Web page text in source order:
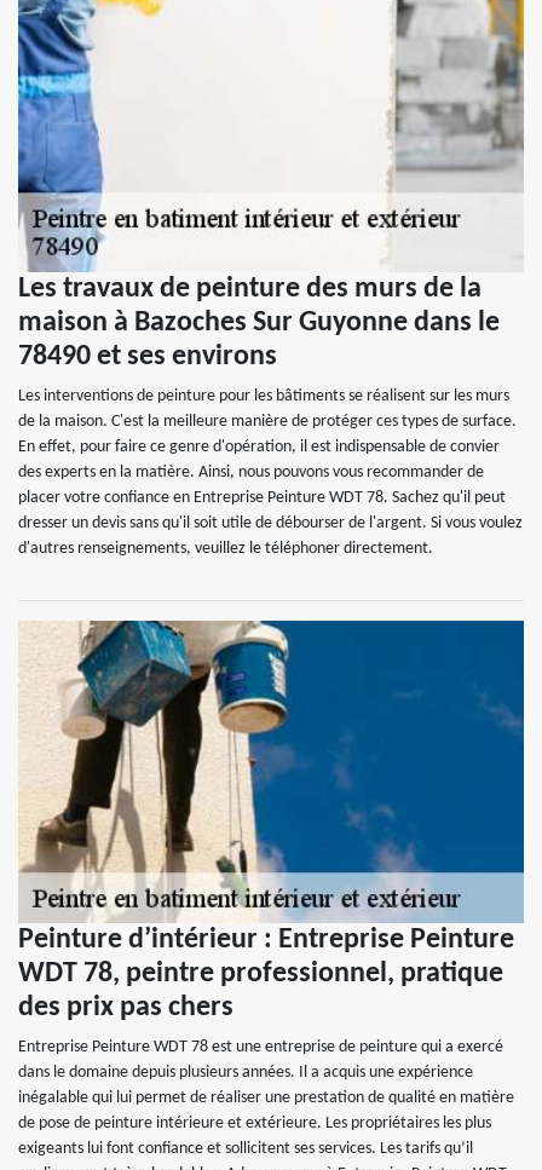
Les travaux de peinture des murs de la
maison à Bazoches Sur Guyonne dans le
78490 et ses environs
Les interventions de peinture pour les bâtiments se réalisent sur les murs
de la maison. C'est la meilleure manière de protéger ces types de surface.
En effet, pour faire ce genre d'opération, il est indispensable de convier
des experts en la matière. Ainsi, nous pouvons vous recommander de
placer votre confiance en Entreprise Peinture WDT 78. Sachez qu'il peut
dresser un devis sans qu'il soit utile de débourser de l'argent. Si vous voulez
d'autres renseignements, veuillez le téléphoner directement.
Peinture d’intérieur : Entreprise Peinture
WDT 78, peintre professionnel, pratique
des prix pas chers
Entreprise Peinture WDT 78 est une entreprise de peinture qui a exercé
dans le domaine depuis plusieurs années. Il a acquis une expérience
inégalable qui lui permet de réaliser une prestation de qualité en matière
de pose de peinture intérieure et extérieure. Les propriétaires les plus
exigeants lui font confiance et sollicitent ses services. Les tarifs qu’il